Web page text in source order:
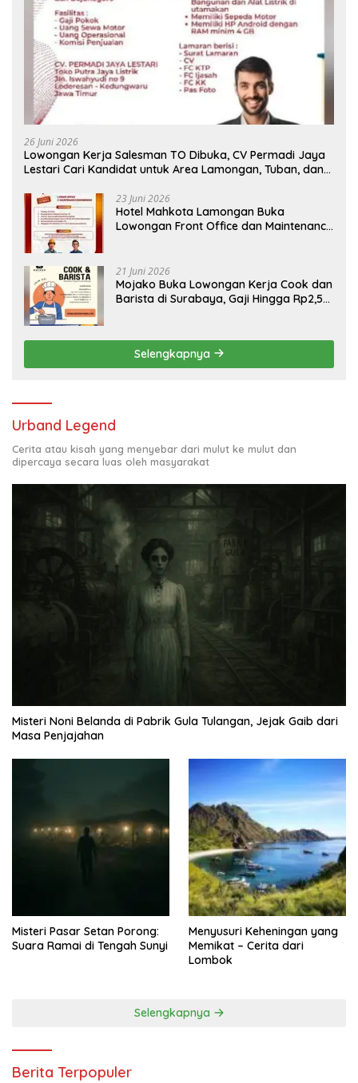
26 Juni 2026
Lowongan Kerja Salesman TO Dibuka, CV Permadi Jaya
Lestari Cari Kandidat untuk Area Lamongan, Tuban, dan
23 Juni 2026
Hotel Mahkota Lamongan Buka
Lowongan Front Office dan Maintenance
21 Juni 2026
Mojako Buka Lowongan Kerja Cook dan
Barista di Surabaya, Gaji Hingga Rp2,5
Selengkapnya
Urband Legend
Cerita atau kisah yang menyebar dari mulut ke mulut dan
dipercaya secara luas oleh masyarakat
Misteri Noni Belanda di Pabrik Gula Tulangan, Jejak Gaib dari
Masa Penjajahan
Misteri Pasar Setan Porong:
Suara Ramai di Tengah Sunyi
Menyusuri Keheningan yang
Memikat – Cerita dari
Lombok
Selengkapnya
Berita Terpopuler